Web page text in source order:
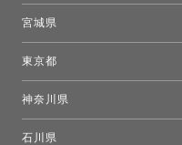
宮城県
東京都
モーイ東京
神奈川県
石川県